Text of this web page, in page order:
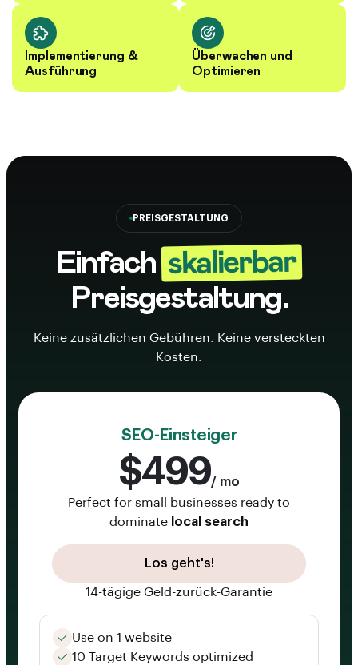
Implementierung &
Ausführung
Überwachen und
Optimieren
PREISGESTALTUNG
Einfach skalierbar
Preisgestaltung.
Keine zusätzlichen Gebühren. Keine versteckten
Kosten.
SEO-Einsteiger
$499/ mo
Perfect for small businesses ready to
dominate local search
Los geht's!
14-tägige Geld-zurück-Garantie
Use on 1 website
10 Target Keywords optimized